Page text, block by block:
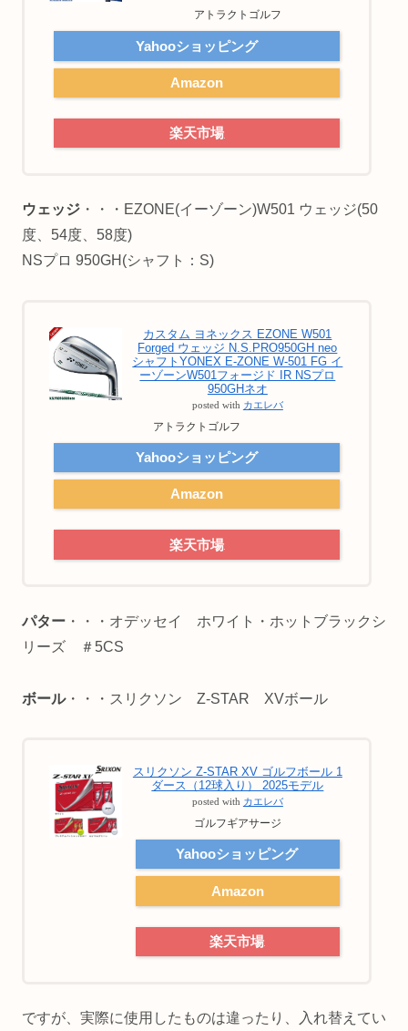
アトラクトゴルフ
Yahooショッピング
Amazon
楽天市場
ウェッジ ・・・EZONE(イーゾーン)W501 ウェッジ(50
度、54度、58度)
NSプロ 950GH(シャフト：S)
カスタム ヨネックス EZONE W501
Forged ウェッジ N.S.PRO950GH neo
シャフトYONEX E-ZONE W-501 FG イ
ーゾーンW501フォージド IR NSプロ
950GHネオ
posted with カエレバ
アトラクトゴルフ
Yahooショッピング
Amazon
楽天市場
パター ・・・オデッセイ ホワイト・ホットブラックシ
リーズ ＃5CS
ボール・・・スリクソン Z-STAR XVボール
スリクソン Z-STAR XV ゴルフボール 1
ダース（12球入り） 2025モデル
posted with カエレバ
ゴルフギアサージ
Yahooショッピング
Amazon
楽天市場
ですが、実際に使用したものは違ったり、入れ替えてい